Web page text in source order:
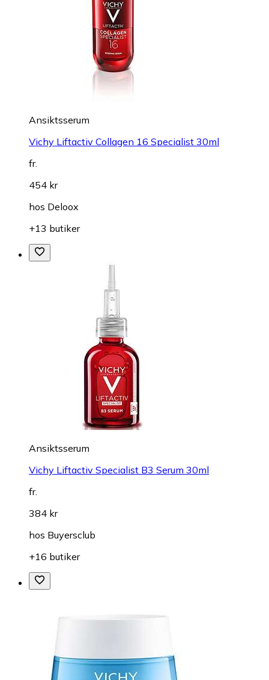
Ansiktsserum
Vichy Liftactiv Collagen 16 Specialist 30ml
fr.
454 kr
hos Deloox
+13 butiker
Ansiktsserum
Vichy Liftactiv Specialist B3 Serum 30ml
fr.
384 kr
hos Buyersclub
+16 butiker